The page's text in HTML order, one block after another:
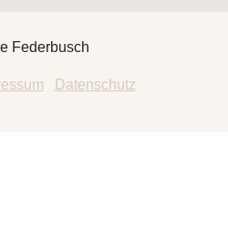
Federbusch
Datenschutz